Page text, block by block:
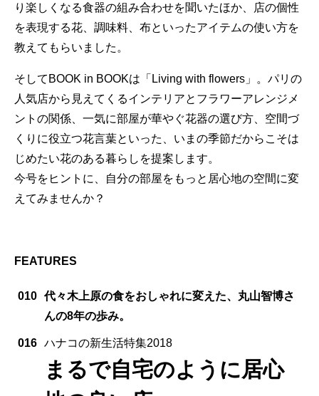
り楽しくなる食器の組み合わせを聞いたほか、店の個性
を表現する花、調味料、布といったアイテムの使い方を
教えてもらいました。
そしてBOOK in BOOKは「Living with flowers」。パリの
人気店から見えてくるインテリアとフラワーアレンジメ
ントの関係、一気に部屋が華やぐ花器の選び方、空間づ
くりに役立つ花言葉といった、いまの季節だからこそは
じめたい花のある暮らしを提案します。
今号をヒントに、自分の部屋をもっと居心地の空間に変
えてみませんか？
FEATURES
010 代々木上原の食をおしゃれに変えた、丸山智博さ
んの8年の歩み。
016 ハナコの新生活特集2018
まるで自宅のように居心